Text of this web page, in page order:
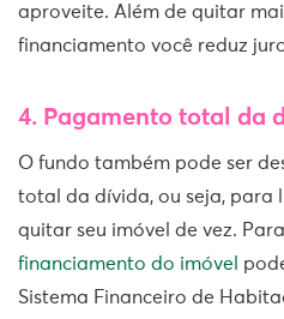
aproveite. Além de quitar
financiamento você reduz
4. Pagamento total da
O fundo também pode ser
total da dívida, ou seja, para
quitar seu imóvel de vez.
financiamento do imóvel
Sistema Financeiro de